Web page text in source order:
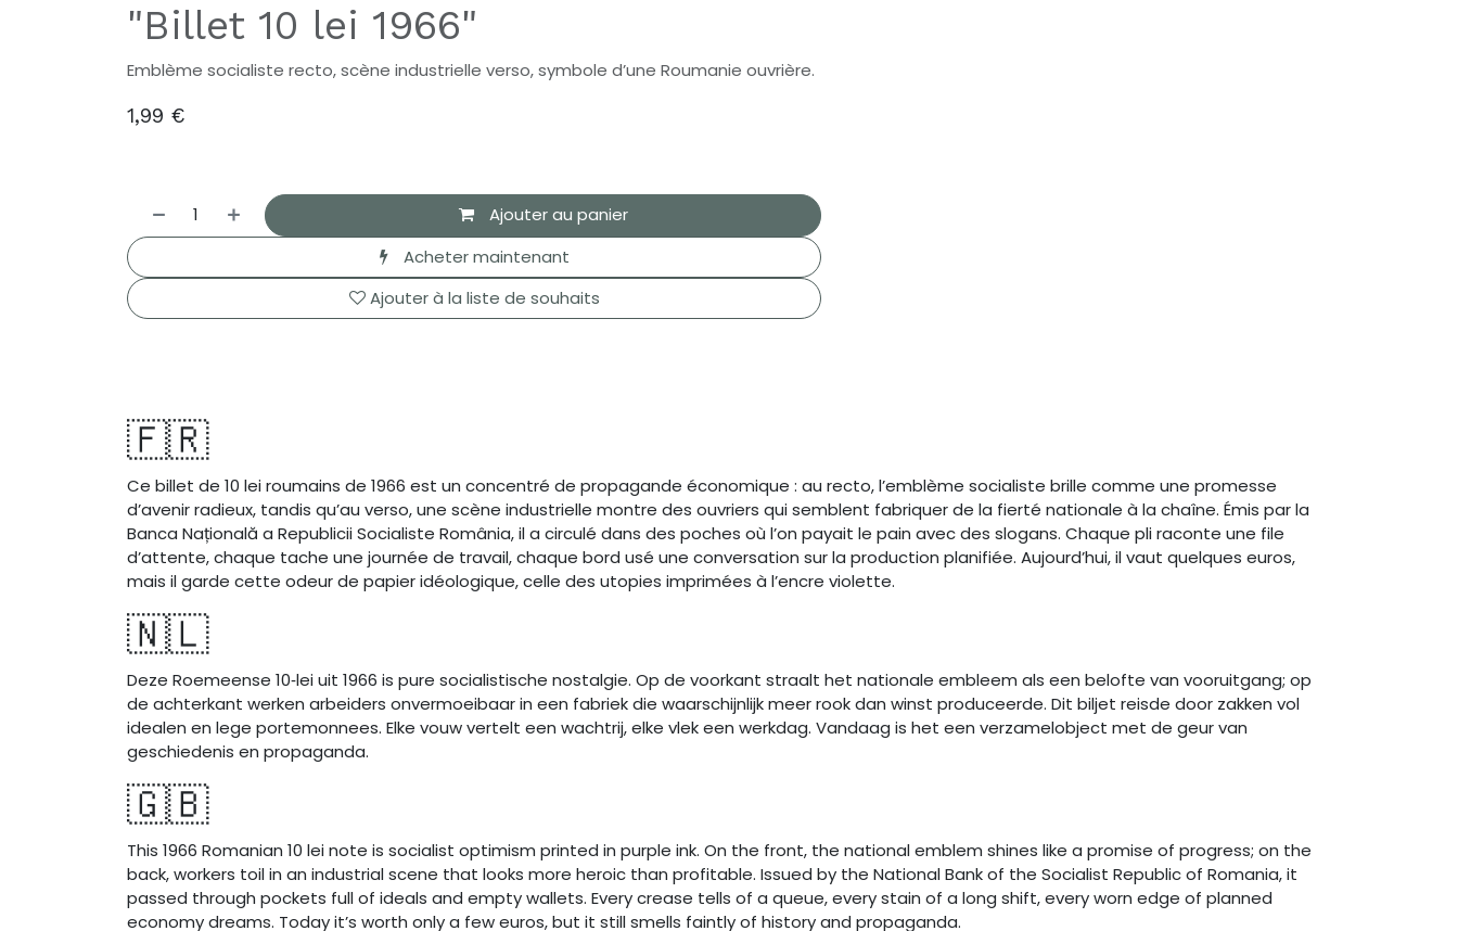
"Billet 10 lei 1966"
Emblème socialiste recto, scène industrielle verso, symbole d’une Roumanie ouvrière.
1,99 €
Ajouter au panier
Acheter maintenant
Ajouter à la liste de souhaits
🇫🇷
Ce billet de 10 lei roumains de 1966 est un concentré de propagande économique : au recto, l’emblème socialiste brille comme une promesse
d’avenir radieux, tandis qu’au verso, une scène industrielle montre des ouvriers qui semblent fabriquer de la fierté nationale à la chaîne. Émis par la
Banca Națională a Republicii Socialiste România, il a circulé dans des poches où l’on payait le pain avec des slogans. Chaque pli raconte une file
d’attente, chaque tache une journée de travail, chaque bord usé une conversation sur la production planifiée. Aujourd’hui, il vaut quelques euros,
mais il garde cette odeur de papier idéologique, celle des utopies imprimées à l’encre violette.
🇳🇱
Deze Roemeense 10‑lei uit 1966 is pure socialistische nostalgie. Op de voorkant straalt het nationale embleem als een belofte van vooruitgang; op
de achterkant werken arbeiders onvermoeibaar in een fabriek die waarschijnlijk meer rook dan winst produceerde. Dit biljet reisde door zakken vol
idealen en lege portemonnees. Elke vouw vertelt een wachtrij, elke vlek een werkdag. Vandaag is het een verzamelobject met de geur van
geschiedenis en propaganda.
🇬🇧
This 1966 Romanian 10 lei note is socialist optimism printed in purple ink. On the front, the national emblem shines like a promise of progress; on the
back, workers toil in an industrial scene that looks more heroic than profitable. Issued by the National Bank of the Socialist Republic of Romania, it
passed through pockets full of ideals and empty wallets. Every crease tells of a queue, every stain of a long shift, every worn edge of planned
economy dreams. Today it’s worth only a few euros, but it still smells faintly of history and propaganda.